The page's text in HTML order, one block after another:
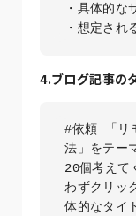
・具体的
・想定され
4.ブログ記事の
#依頼 「リ
法」をテー
20個考えて
わずクリッ
体的なタイ